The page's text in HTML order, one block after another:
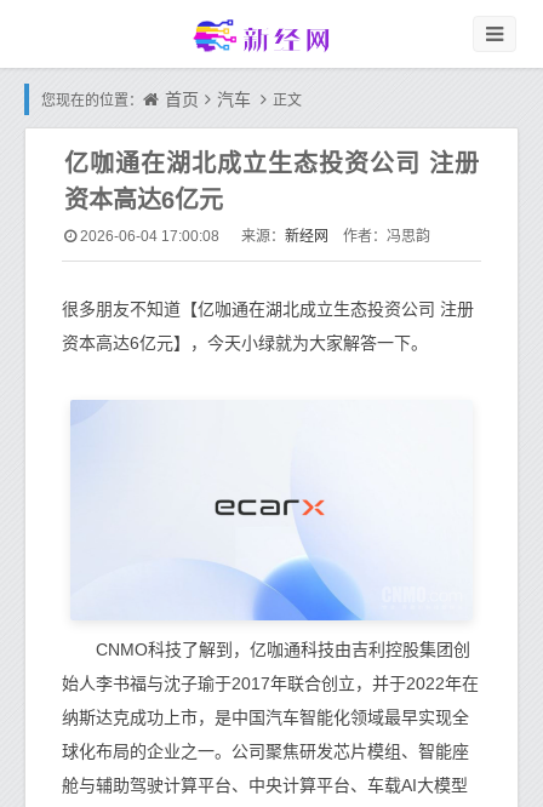
您现在的位置： 首页 汽车 正文
亿咖通在湖北成立生态投资公司 注册
资本高达6亿元
2026-06-04 17:00:08 来源： 新经网 作者：冯思韵
很多朋友不知道【亿咖通在湖北成立生态投资公司 注册
资本高达6亿元】，今天小绿就为大家解答一下。
CNMO科技了解到，亿咖通科技由吉利控股集团创
始人李书福与沈子瑜于2017年联合创立，并于2022年在
纳斯达克成功上市，是中国汽车智能化领域最早实现全
球化布局的企业之一。公司聚焦研发芯片模组、智能座
舱与辅助驾驶计算平台、中央计算平台、车载AI大模型